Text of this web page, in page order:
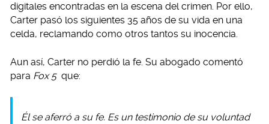
digitales encontradas en la escena del crimen. Por ello,
Carter pasó los siguientes 35 años de su vida en una
celda, reclamando como otros tantos su inocencia.
Aun así, Carter no perdió la fe. Su abogado comentó
para Fox 5 que:
Él se aferró a su fe. Es un testimonio de su voluntad